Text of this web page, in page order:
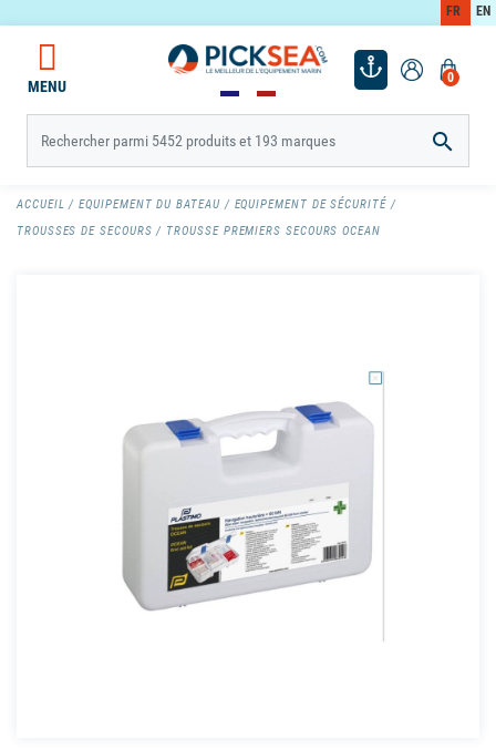
FR EN
0
MENU

ACCUEIL EQUIPEMENT DU BATEAU
EQUIPEMENT DE SÉCURITÉ
TROUSSES DE SECOURS
TROUSSE PREMIERS SECOURS OCEAN